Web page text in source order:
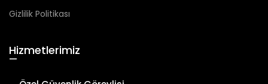
Gizlilik Politikası
Hizmetlerimiz
—